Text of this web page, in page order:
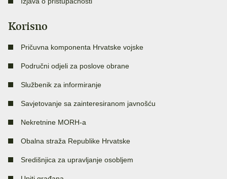
Korisno
Pričuvna komponenta Hrvatske vojske
Područni odjeli za poslove obrane
Službenik za informiranje
Savjetovanje sa zainteresiranom javnošću
Nekretnine MORH-a
Obalna straža Republike Hrvatske
Središnjica za upravljanje osobljem